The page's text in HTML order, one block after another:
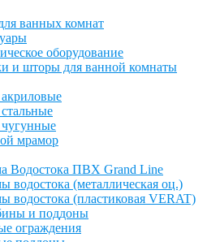
ванных комнат
оборудование
и шторы для ванной комнаты
мрамор
Водостока ПВХ Grand Line
водостока (металлическая оц.)
водостока (пластиковая VERAT)
и поддоны
ограждения